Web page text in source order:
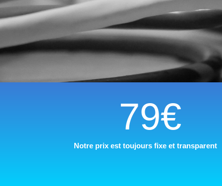
79€
Notre prix est toujours fixe et transparent